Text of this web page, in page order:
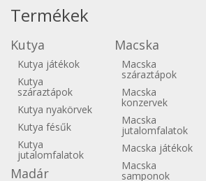
Termékek
Kutya
Kutya játékok
Kutya
száraztápok
Kutya nyakörvek
Kutya fésűk
Kutya
jutalomfalatok
Madár
Macska
Macska
száraztápok
Macska
konzervek
Macska
jutalomfalatok
Macska játékok
Macska
samponok